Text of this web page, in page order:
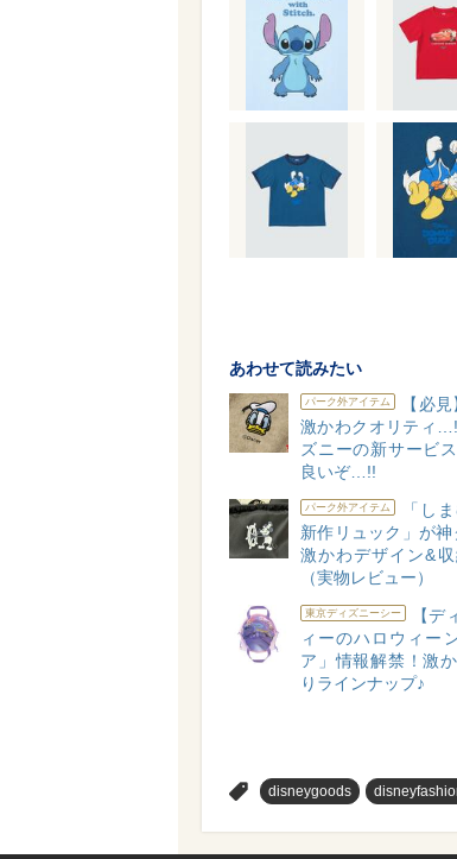
あわせて読みたい
パーク外アイテム
【必
激かわクオリティ
ズニーの新サービ
良いぞ…!!
パーク外アイテム
「し
新作リュック」が
激かわデザイン&
（実物レビュー）
東京ディズニーシー
【デ
ィーのハロウィー
ア」情報解禁！激
りラインナップ♪
disneygoods